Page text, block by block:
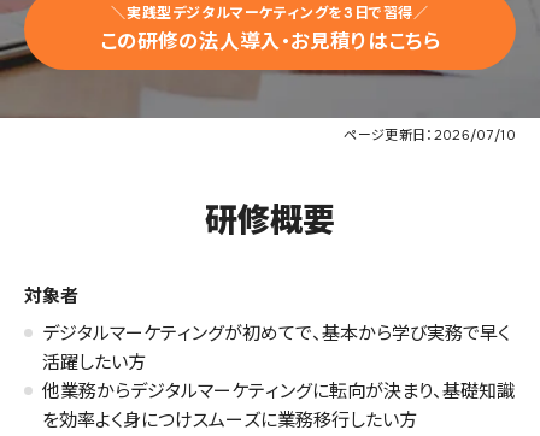
研
修
は
＼実践型デジタルマーケティングを3日で習得／
この研修の法人導入・お見積りはこちら
ページ更新日：2026/07/10
研修概要
対象者
デジタルマーケティングが初めてで、基本から学び実務で早く
活躍したい方
他業務からデジタルマーケティングに転向が決まり、基礎知識
を効率よく身につけスムーズに業務移行したい方